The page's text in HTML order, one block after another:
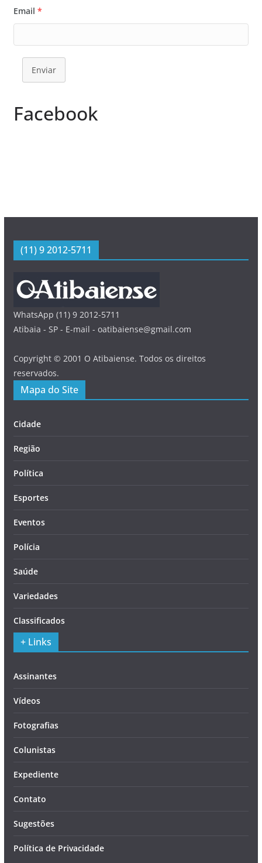
Email *
Enviar
Facebook
(11) 9 2012-5711
WhatsApp (11) 9 2012-5711
Atibaia - SP - E-mail - oatibaiense@gmail.com
Copyright © 2001 O Atibaiense. Todos os direitos
reservados.
Mapa do Site
Cidade
Região
Política
Esportes
Eventos
Polícia
Saúde
Variedades
Classificados
+ Links
Assinantes
Vídeos
Fotografias
Colunistas
Expediente
Contato
Sugestões
Política de Privacidade